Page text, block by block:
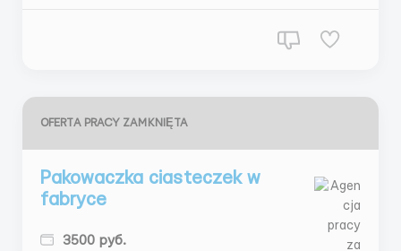
OFERTA PRACY ZAMKNIĘTA
Pakowaczka ciasteczek w
fabryce
3500 руб.